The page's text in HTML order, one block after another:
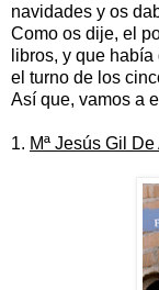
navidades y os
Como os dije, el
libros, y que
el turno de los
Así que, vamos a
1. Mª Jesús Gil